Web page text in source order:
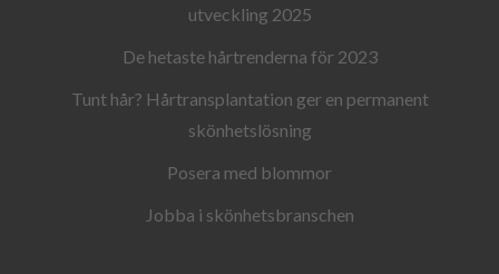
utveckling 2025
De hetaste hårtrenderna för 2023
Tunt hår? Hårtransplantation ger en permanent
skönhetslösning
Posera med blommor
Jobba i skönhetsbranschen